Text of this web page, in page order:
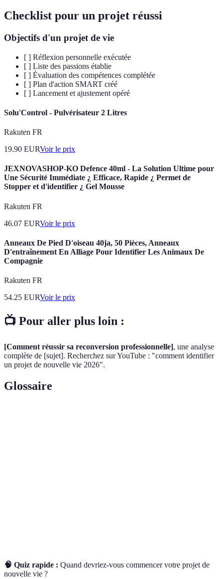
Checklist pour un projet réussi
Objectifs d'un projet de vie
[ ] Réflexion personnelle exécutée
[ ] Liste des passions établie
[ ] Évaluation des compétences complétée
[ ] Plan d'action SMART créé
[ ] Lancement et ajustement opéré
Solu'Control - Pulvérisateur 2 Litres
Rakuten FR
19.90 EURVoir le prix
JEXNOVASHOP-KO Defence 40ml - La Solution Ultime pour
Une Sécurité Immédiate ¿ Efficace, Rapide ¿ Permet de
Stopper et d'identifier ¿ Gel Mousse
Rakuten FR
46.07 EURVoir le prix
Anneaux De Pied D'oiseau 40ja, 50 Pièces, Anneaux
D'entraînement En Alliage Pour Identifier Les Animaux De
Compagnie
Rakuten FR
54.25 EURVoir le prix
📺 Pour aller plus loin :
[Comment réussir sa reconversion professionnelle], une analyse
complète de [sujet]. Recherchez sur YouTube : "comment identifier
un projet de nouvelle vie 2026".
Glossaire
🧠 Quiz rapide : Quand devriez-vous commencer votre projet de
nouvelle vie ?